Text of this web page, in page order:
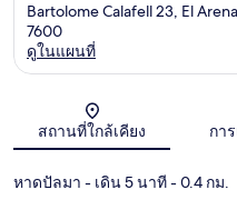
Bartolome Calafell 23, El
7600
ดูในแผนที่
สถานที่ใกล้เคียง กา
หาดปัลมา - เดิน 5 นาที- 0.4 กม.